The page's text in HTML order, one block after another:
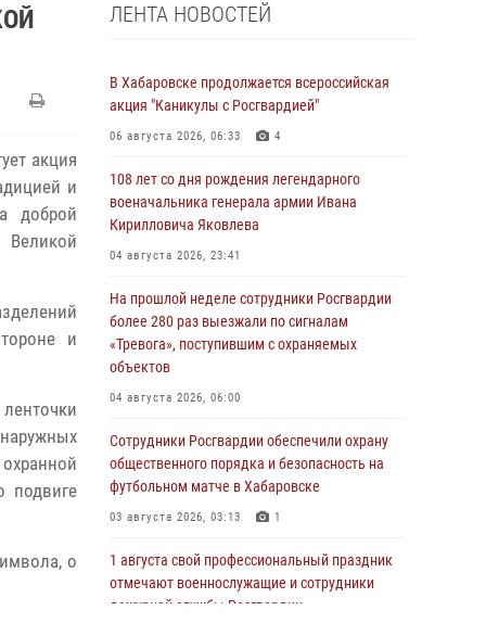
акция
и
доброй
и
подвиге
о
ЛЕНТА НОВОСТЕЙ
В Хабаровске продолжается всероссийская
акция "Каникулы с Росгвардией"
06 августа 2026, 06:33 4
108 лет со дня рождения легендарного
военачальника генерала армии Ивана
Кирилловича Яковлева
04 августа 2026, 23:41
На прошлой неделе сотрудники Росгвардии
более 280 раз выезжали по сигналам
«Тревога», поступившим с охраняемых
объектов
04 августа 2026, 06:00
Сотрудники Росгвардии обеспечили охрану
общественного порядка и безопасность на
футбольном матче в Хабаровске
03 августа 2026, 03:13 1
1 августа свой профессиональный праздник
отмечают военнослужащие и сотрудники
дежурной службы Росгвардии